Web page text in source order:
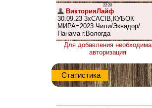
Для добавления необходима
авторизация
Статистика